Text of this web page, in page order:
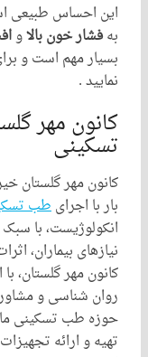
طبیعی است ، اما
خون بالاوافسردگی
مهم است و برای
مهر گلستان،
مهر گلستان خیریه ای
اجرایطب تسکینیدر
با سبک جدید
بیماران، اثرات
مهر گلستان، با ارائه
و مشاوره، و
تسکینی مانند
ارائه تجهیزات پزشکی